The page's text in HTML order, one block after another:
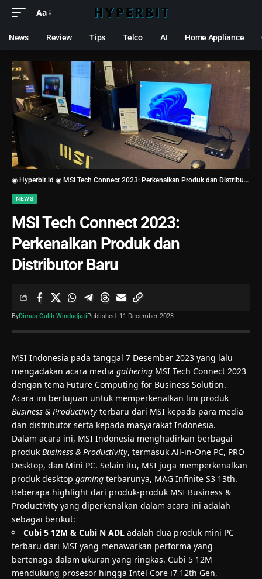
Aa
News Review Tips Telco AI Home Appliance
◉ Hyperbit.id ◉ MSI Tech Connect 2023: Perkenalkan Produk dan Distributor Baru
NEWS
MSI Tech Connect 2023:
Perkenalkan Produk dan
Distributor Baru
ByDimas Galih WindudjatiPublished: 11 December 2023
MSI Indonesia pada tanggal 7 Desember 2023 yang lalu
mengadakan acara media gathering MSI Tech Connect 2023
dengan tema Future Computing for Business Solution.
Acara ini bertujuan untuk memperkenalkan lini produk
Business & Productivity terbaru dari MSI kepada para media
dan distributor serta kepada masyarakat Indonesia.
Dalam acara ini, MSI Indonesia menghadirkan berbagai
produk Business & Productivity, termasuk All-in-One PC, PRO
Desktop, dan Mini PC. Selain itu, MSI juga memperkenalkan
produk desktop gaming terbarunya, MAG Infinite S3 13th.
Beberapa highlight dari produk-produk MSI Business &
Productivity yang diperkenalkan dalam acara ini adalah
sebagai berikut:
Cubi 5 12M & Cubi N ADL adalah dua produk mini PC
terbaru dari MSI yang menawarkan performa yang
bertenaga dalam ukuran yang ringkas. Cubi 5 12M
mendukung prosesor hingga Intel Core i7 12th Gen,